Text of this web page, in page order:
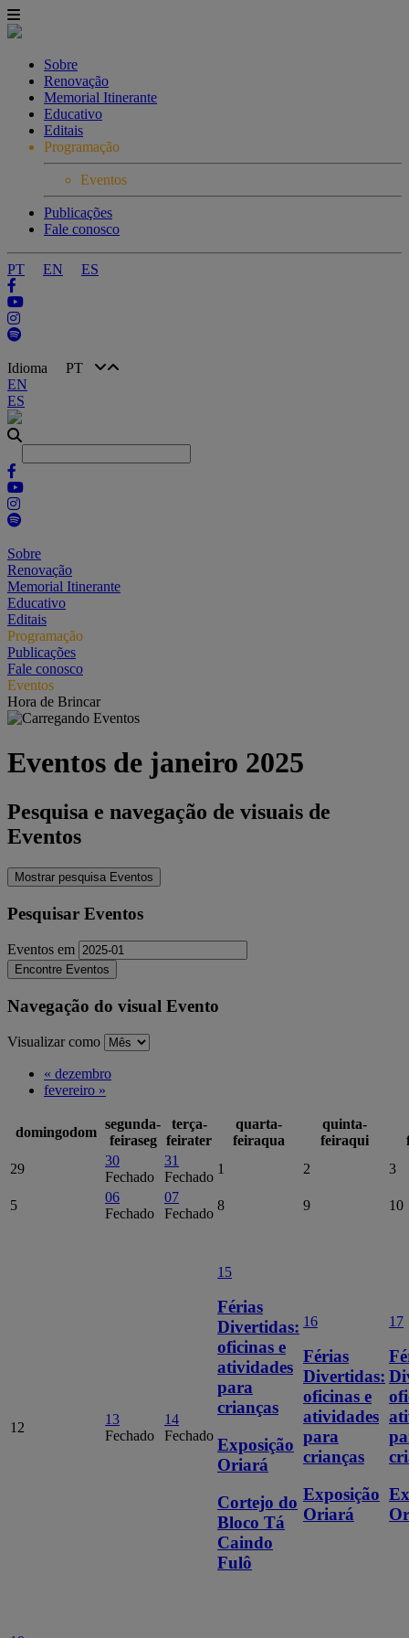
Sobre
Renovação
Memorial Itinerante
Educativo
Editais
Programação
Eventos
Publicações
Fale conosco
PT EN ES
Idioma PT
EN
ES
Sobre
Renovação
Memorial Itinerante
Educativo
Editais
Programação
Publicações
Fale conosco
Eventos
Hora de Brincar
Eventos de janeiro 2025
Pesquisa e navegação de visuais de
Eventos
Mostrar pesquisa Eventos
Pesquisar Eventos
Eventos em
Navegação do visual Evento
Visualizar como
« dezembro
fevereiro »
domingodom
segunda-
feiraseg
terça-
feirater
quarta-
feiraqua
quinta-
feiraqui
29
30
Fechado
31
Fechado
1 2 3
5
06
Fechado
07
Fechado
8 9 10
12
13
Fechado
14
Fechado
15
Férias
Divertidas:
oficinas e
atividades
para
crianças
Exposição
Oriará
Cortejo do
Bloco Tá
Caindo
Fulô
16
Férias
Divertidas:
oficinas e
atividades
para
crianças
Exposição
Oriará
17